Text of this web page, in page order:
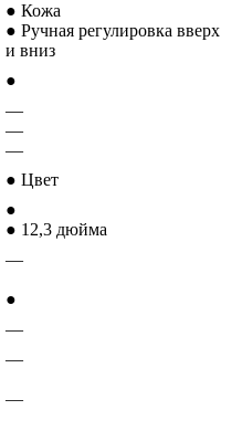
● Кожа
● Ручная регулировка вверх
и вниз
●
—
—
—
● Цвет
●
● 12,3 дюйма
—
●
—
—
—